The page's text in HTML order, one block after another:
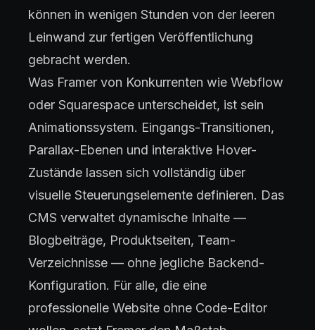
können in wenigen Stunden von der leeren
Leinwand zur fertigen Veröffentlichung
gebracht werden.
Was Framer von Konkurrenten wie Webflow
oder Squarespace unterscheidet, ist sein
Animationssystem. Eingangs-Transitionen,
Parallax-Ebenen und interaktive Hover-
Zustände lassen sich vollständig über
visuelle Steuerungselemente definieren. Das
CMS verwaltet dynamische Inhalte —
Blogbeiträge, Produktseiten, Team-
Verzeichnisse — ohne jegliche Backend-
Konfiguration. Für alle, die eine
professionelle Website ohne Code-Editor